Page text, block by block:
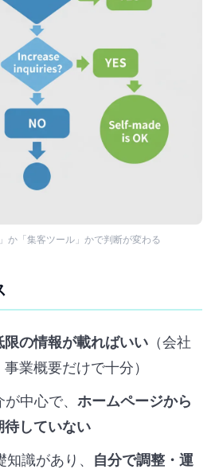
か「集客ツール」かで判断が変わる
の情報が載ればいい （会社
業概要だけで十分）
中心で、 ホームページから
待していない
識があり、 自分で調整・運